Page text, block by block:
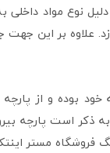
نوع مواد
علاوه بر این
بوده و از
ذکر است پارچه
فروشگاه مستر